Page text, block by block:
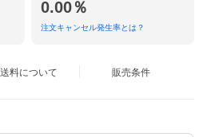
、2人のデザイナーの創造のルーツに
を保ちながら、ナチュラルなスタイ
0.00％
注文キャンセル発生率とは？
送料について 販売条件